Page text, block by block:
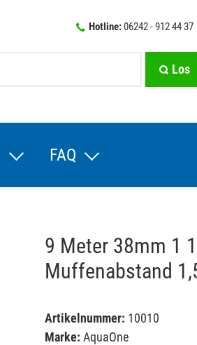
Hotline:06242 - 912 44 37
Los
FAQ
9 Meter 38mm 1
Muffenabstand
Artikelnummer: 10010
Marke: AquaOne